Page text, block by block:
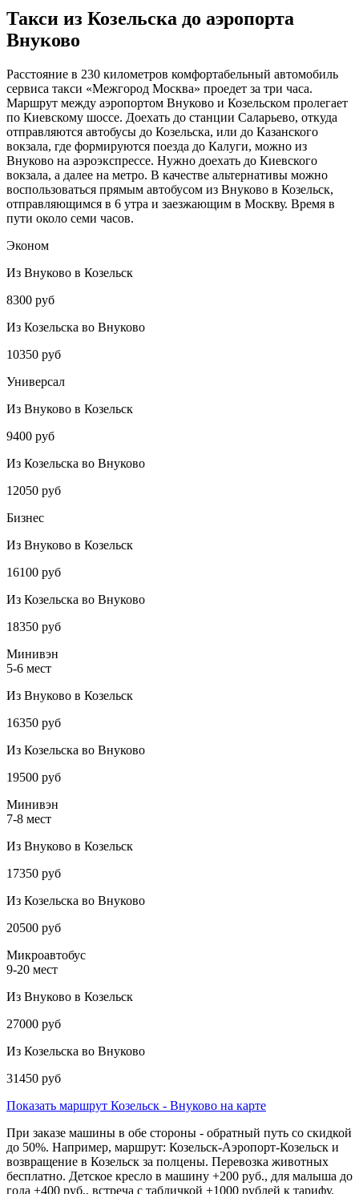
Такси из Козельска до аэропорта
Внуково
Расстояние в 230 километров комфортабельный автомобиль
сервиса такси «Межгород Москва» проедет за три часа.
Маршрут между аэропортом Внуково и Козельском пролегает
по Киевскому шоссе. Доехать до станции Саларьево, откуда
отправляются автобусы до Козельска, или до Казанского
вокзала, где формируются поезда до Калуги, можно из
Внуково на аэроэкспрессе. Нужно доехать до Киевского
вокзала, а далее на метро. В качестве альтернативы можно
воспользоваться прямым автобусом из Внуково в Козельск,
отправляющимся в 6 утра и заезжающим в Москву. Время в
пути около семи часов.
Эконом
Из Внуково в Козельск
8300 руб
Из Козельска во Внуково
10350 руб
Универсал
Из Внуково в Козельск
9400 руб
Из Козельска во Внуково
12050 руб
Бизнес
Из Внуково в Козельск
16100 руб
Из Козельска во Внуково
18350 руб
Минивэн
5-6 мест
Из Внуково в Козельск
16350 руб
Из Козельска во Внуково
19500 руб
Минивэн
7-8 мест
Из Внуково в Козельск
17350 руб
Из Козельска во Внуково
20500 руб
Микроавтобус
9-20 мест
Из Внуково в Козельск
27000 руб
Из Козельска во Внуково
31450 руб
Показать маршрут Козельск - Внуково на карте
При заказе машины в обе стороны - обратный путь со скидкой
до 50%. Например, маршрут: Козельск-Аэропорт-Козельск и
возвращение в Козельск за полцены. Перевозка животных
бесплатно. Детское кресло в машину +200 руб., для малыша до
года +400 руб., встреча с табличкой +1000 рублей к тарифу.